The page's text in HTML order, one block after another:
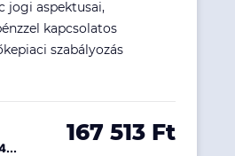
jogi aspektusai,
kapcsolatos
szabályozás
167 513 Ft